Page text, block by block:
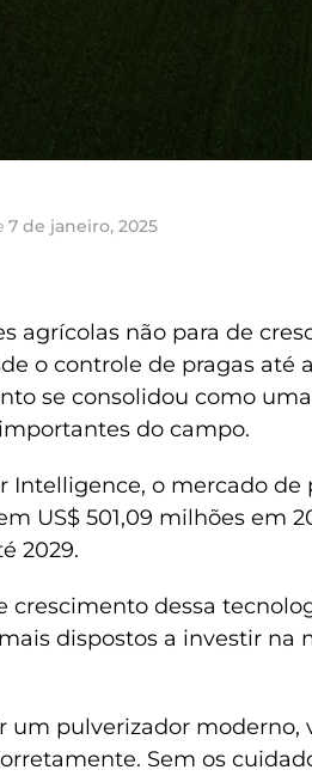
7 de janeiro, 2025
agrícolas não para de
o controle de pragas até
se consolidou como
do campo.
Intelligence, o mercado de
US$ 501,09 milhões em
2029.
crescimento dessa
dispostos a investir na
um pulverizador moderno,
Sem os